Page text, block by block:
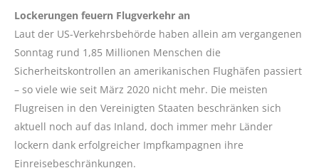
Lockerungen feuern Flugverkehr an
Laut der US-Verkehrsbehörde haben allein am vergangenen
Sonntag rund 1,85 Millionen Menschen die
Sicherheitskontrollen an amerikanischen Flughäfen passiert
– so viele wie seit März 2020 nicht mehr. Die meisten
Flugreisen in den Vereinigten Staaten beschränken sich
aktuell noch auf das Inland, doch immer mehr Länder
lockern dank erfolgreicher Impfkampagnen ihre
Einreisebeschränkungen.